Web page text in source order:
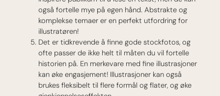
også fortelle mye på egen hånd. Abstrakte og
komplekse temaer er en perfekt utfordring for
illustratøren!
Det er tidkrevende å finne gode stockfotos, og
ofte passer de ikke helt til måten du vil fortelle
historien på. En merkevare med fine illustrasjoner
kan øke engasjement! Illustrasjoner kan også
brukes fleksibelt til flere formål og flater, og øke